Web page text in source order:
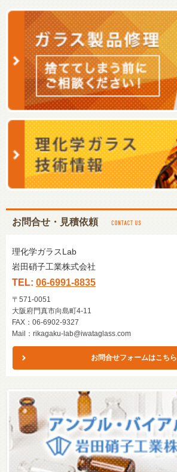
お問合せ・見積依頼
理化学ガラスLab
岩田硝子工業株式会社
TEL: 06-6991-8835
〒571-0051
大阪府門真市向島町4-11
FAX：06-6902-9327
Mail： rikagaku-lab@iwataglass.com
お問合せフォームはこちら